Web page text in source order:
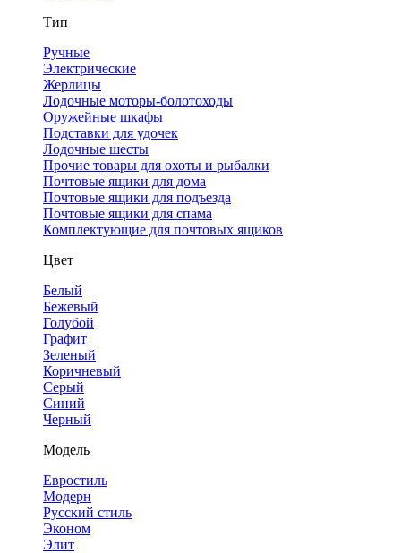
Тип
Ручные
Электрические
Жерлицы
Лодочные моторы-болотоходы
Оружейные шкафы
Подставки для удочек
Лодочные шесты
Прочие товары для охоты и рыбалки
Почтовые ящики для дома
Почтовые ящики для подъезда
Почтовые ящики для спама
Комплектующие для почтовых ящиков
Цвет
Белый
Бежевый
Голубой
Графит
Зеленый
Коричневый
Серый
Синий
Черный
Модель
Евростиль
Модерн
Русский стиль
Эконом
Элит